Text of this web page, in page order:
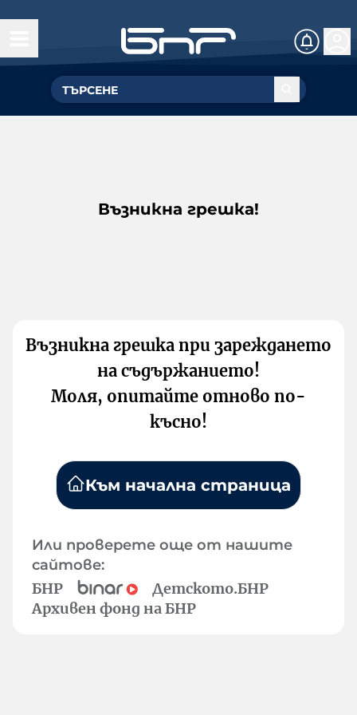
Възникна грешка!
Възникна грешка при зареждането
на съдържанието!
Моля, опитайте отново по-
късно!
Към начална страница
Или проверете още от нашите
сайтове:
БНР
Детското.БНР
Архивен фонд на БНР